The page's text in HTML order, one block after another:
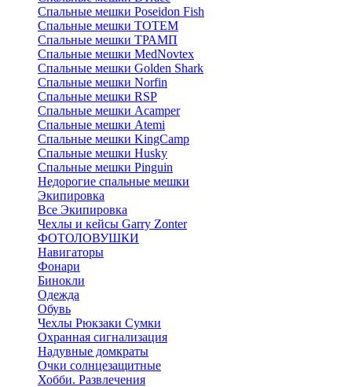
Спальные мешки Poseidon Fish
Спальные мешки ТОТЕМ
Спальные мешки ТРАМП
Cпальные мешки MedNovtex
Спальные мешки Golden Shark
Спальные мешки Norfin
Спальные мешки RSP
Спальные мешки Acamper
Спальные мешки Atemi
Спальные мешки KingCamp
Спальные мешки Husky
Спальные мешки Pinguin
Недорогие спальные мешки
Экипировка
Все Экипировка
Чехлы и кейсы Garry Zonter
ФОТОЛОВУШКИ
Навигаторы
Фонари
Бинокли
Одежда
Обувь
Чехлы Рюкзаки Сумки
Охранная сигнализация
Надувные домкраты
Очки солнцезащитные
Хобби. Развлечения